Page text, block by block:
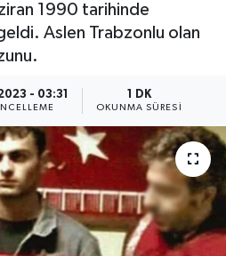
1990 tarihinde
Aslen Trabzonlu olan
- 03:31 1 DK
OKUNMA SÜRESI